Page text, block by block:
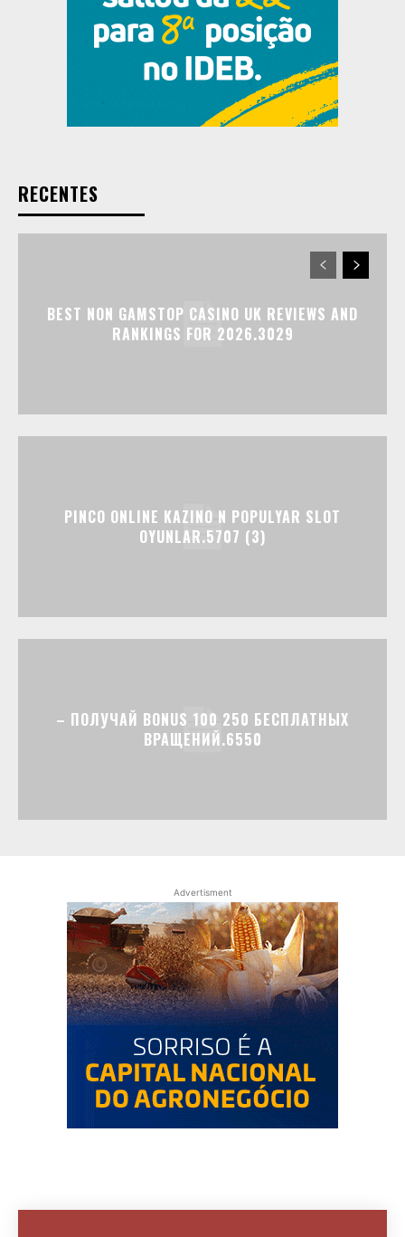
RECENTES
BEST NON GAMSTOP CASINO UK REVIEWS AND
RANKINGS FOR 2026.3029
PINCO ONLINE KAZINO N POPULYAR SLOT
OYUNLAR.5707 (3)
– ПОЛУЧАЙ BONUS 100 250 БЕСПЛАТНЫХ
ВРАЩЕНИЙ.6550
Advertisment